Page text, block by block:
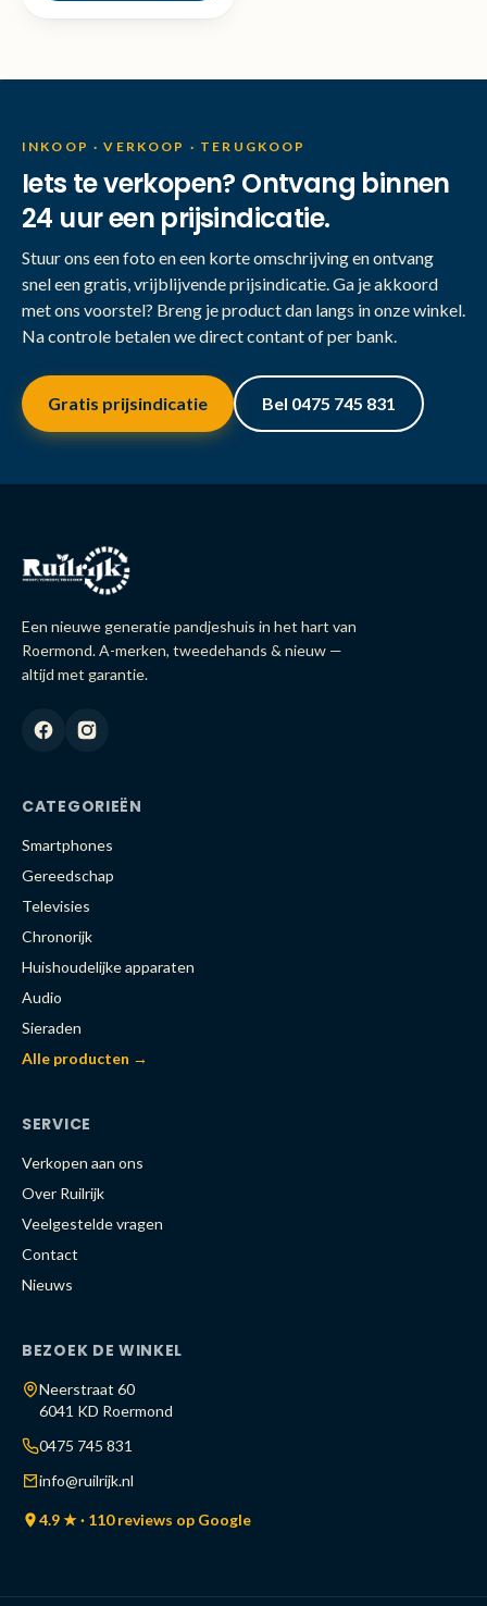
INKOOP · VERKOOP · TERUGKOOP
Iets te verkopen? Ontvang binnen
24 uur een prijsindicatie.
Stuur ons een foto en een korte omschrijving en ontvang
snel een gratis, vrijblijvende prijsindicatie. Ga je akkoord
met ons voorstel? Breng je product dan langs in onze winkel.
Na controle betalen we direct contant of per bank.
Gratis prijsindicatie Bel 0475 745 831
Een nieuwe generatie pandjeshuis in het hart van
Roermond. A-merken, tweedehands & nieuw —
altijd met garantie.
CATEGORIEËN
Smartphones
Gereedschap
Televisies
Chronorijk
Huishoudelijke apparaten
Audio
Sieraden
Alle producten →
SERVICE
Verkopen aan ons
Over Ruilrijk
Veelgestelde vragen
Contact
Nieuws
BEZOEK DE WINKEL
Neerstraat 60
6041 KD Roermond
0475 745 831
info@ruilrijk.nl
4.9 ★ · 110 reviews op Google